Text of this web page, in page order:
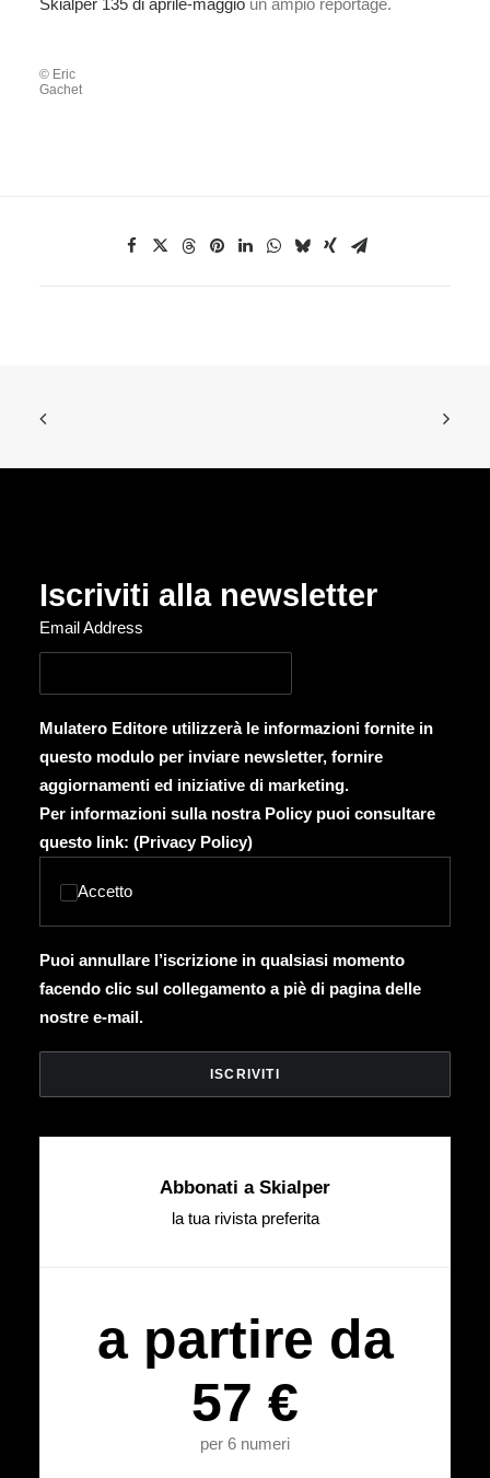
Skialper 135 di aprile-maggio un ampio reportage.
© Eric
Gachet
Iscriviti alla newsletter
Email Address
Mulatero Editore utilizzerà le informazioni fornite in
questo modulo per inviare newsletter, fornire
aggiornamenti ed iniziative di marketing.
Per informazioni sulla nostra Policy puoi consultare
questo link: (Privacy Policy)
Accetto
Puoi annullare l’iscrizione in qualsiasi momento
facendo clic sul collegamento a piè di pagina delle
nostre e-mail.
Abbonati a Skialper
la tua rivista preferita
a partire da
57 €
per 6 numeri